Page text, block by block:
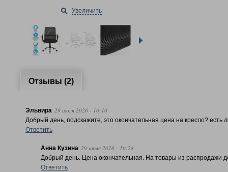
Увеличить
Отзывы (2)
Эльвира 29 июля 2026 - 10:10
Добрый день, подскажите, это окончательная цена на кресло? есть
Ответить
Анна Кузина 29 июля 2026 - 10:28
Добрый день. Цена окончательная. На товары из распродажи
Ответить